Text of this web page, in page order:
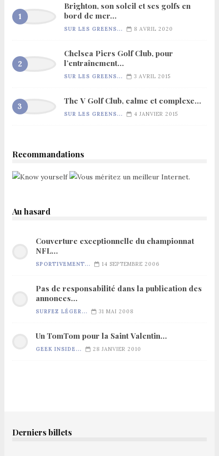
Brighton, son soleil et ses golfs en
bord de mer…
SUR LES GREENS... 8 AVRIL 2020
Chelsea Piers Golf Club, pour
l’entraînement…
SUR LES GREENS... 3 AVRIL 2015
The V Golf Club, calme et complexe…
SUR LES GREENS... 4 JANVIER 2015
Recommandations
Au hasard
Couverture exceptionnelle du championnat
NFL…
SPORTIVEMENT... 14 SEPTEMBRE 2006
Pas de responsabilité dans la publication des
annonces…
SURFEZ LÉGER... 31 MAI 2008
Un TomTom pour la Saint Valentin…
GEEK INSIDE... 28 JANVIER 2010
Derniers billets